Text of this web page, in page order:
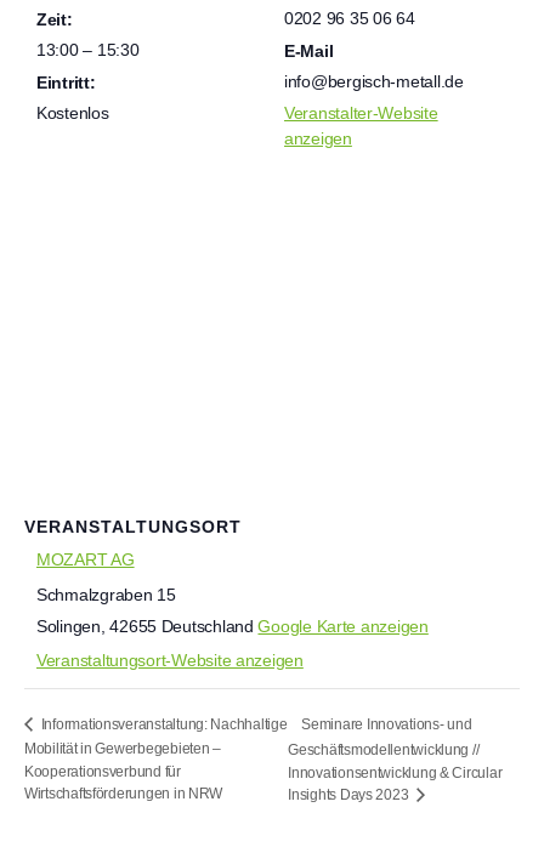
Zeit:
13:00 – 15:30
Eintritt:
Kostenlos
0202 96 35 06 64
E-Mail
info@bergisch-metall.de
Veranstalter-Website
anzeigen
VERANSTALTUNGSORT
MOZART AG
Schmalzgraben 15
Solingen 42655 Deutschland Google Karte anzeigen
Veranstaltungsort-Website anzeigen
Informationsveranstaltung: Nachhaltige
Mobilität in Gewerbegebieten –
Kooperationsverbund für
Wirtschaftsförderungen in NRW
Seminare Innovations- und
Geschäftsmodellentwicklung //
Innovationsentwicklung & Circular
Insights Days 2023